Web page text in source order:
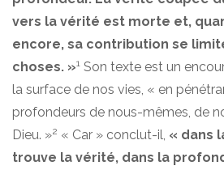
vers la vérité est morte et,
encore, sa contribution se
choses. »1 Son texte est un
la surface de nos vies, « en
profondeurs de nous-mêmes, de
Dieu. »2 « Car » conclut-il, « dans
trouve la vérité, dans la